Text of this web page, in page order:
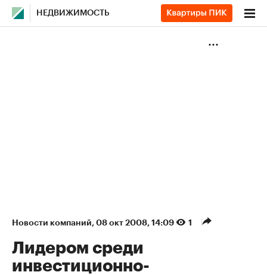
НЕДВИЖИМОСТЬ
Новости компаний⁠, 08 окт 2008, 14:09 1
Лидером среди
инвестиционно-